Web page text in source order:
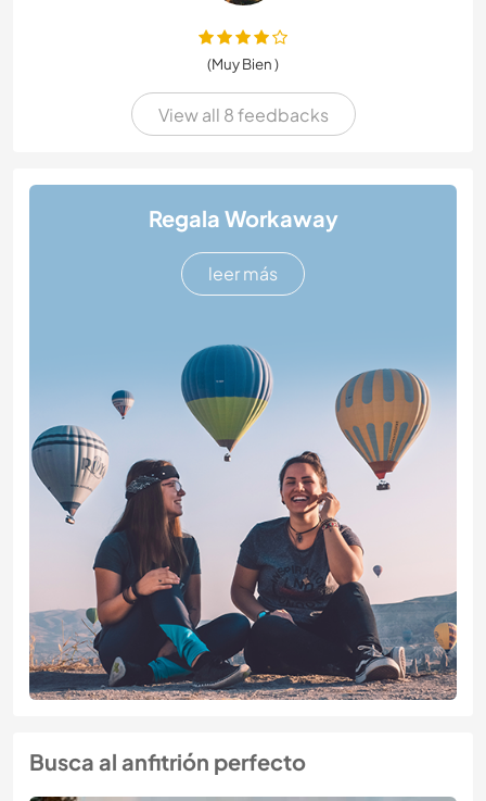
(Muy Bien )
View all 8 feedbacks
Regala Workaway
leer más
Busca al anfitrión perfecto